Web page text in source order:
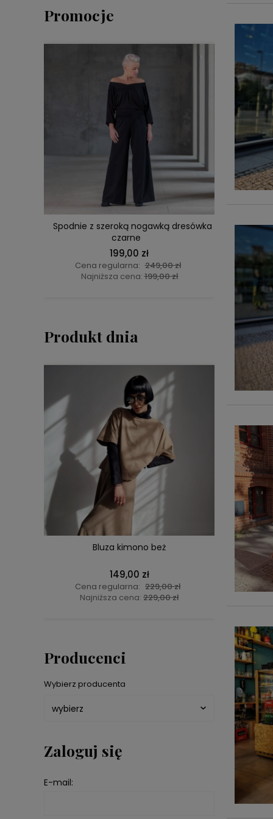
Promocje
Spodnie z szeroką nogawką dresówka
czarne
199,00 zł
Cena regularna: 249,00 zł
Najniższa cena:199,00 zł
DO KOSZYKA
Produkt dnia
Bluza kimono beż
149,00 zł
Cena regularna: 229,00 zł
Najniższa cena: 229,00 zł
DO KOSZYKA
Top
Producenci
Wybierz producenta
Zaloguj się
E-mail: